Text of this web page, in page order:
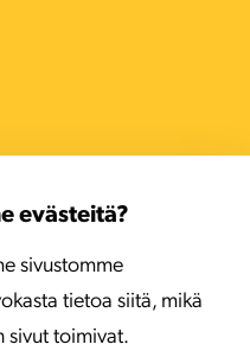
evästeitä?
sivustomme
tietoa siitä, mikä
sivut toimivat.